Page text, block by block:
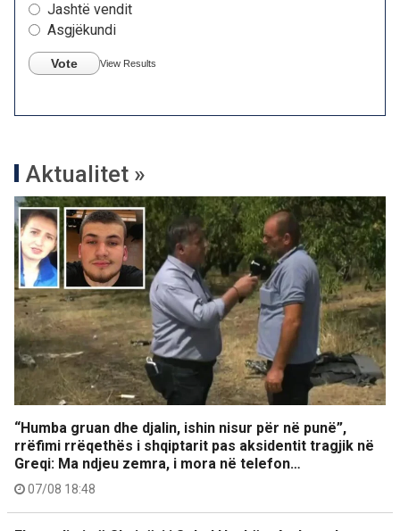
Jashtë vendit
Asgjëkundi
Vote View Results
Aktualitet »
“Humba gruan dhe djalin, ishin nisur për në punë”,
rrëfimi rrëqethës i shqiptarit pas aksidentit tragjik në
Greqi: Ma ndjeu zemra, i mora në telefon…
07/08 18:48